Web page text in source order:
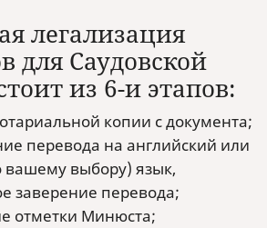
легализация
для Саудовской
из 6-и этапов:
копии с документа;
перевода на английский или
вашему выбору) язык,
заверение перевода;
отметки Минюста;